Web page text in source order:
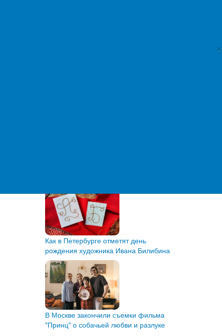
×
Как в Петербурге отметят день
рождения художника Ивана Билибина
В Москве закончили съемки фильма
"Принц" о собачьей любви и разлуке